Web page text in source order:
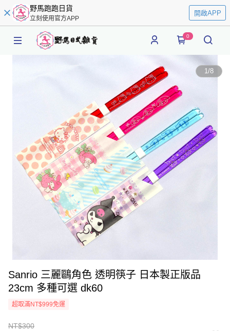
野馬跑跑日貨
立刻使用官方APP
開啟APP
0
1/8
Sanrio 三麗鷗角色 透明筷子 日本製正版品
23cm 多種可選 dk60
超取滿NT$999免運
NT$300